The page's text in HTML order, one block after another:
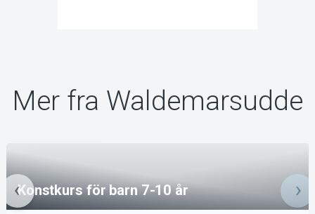
Mer fra Waldemarsudde
Konstkurs för barn 7-10 år